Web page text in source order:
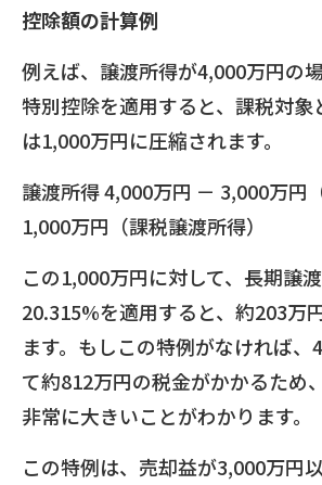
控除額の計算例
例えば、譲渡所得が4,000万円の
特別控除を適用すると、課税対象
は1,000万円に圧縮されます。
譲渡所得 4,000万円 － 3,000万円
1,000万円（課税譲渡所得）
この1,000万円に対して、長期譲
20.315%を適用すると、約203万
ます。もしこの特例がなければ、
て約812万円の税金がかかるため
非常に大きいことがわかります。
この特例は、売却益が3,000万円